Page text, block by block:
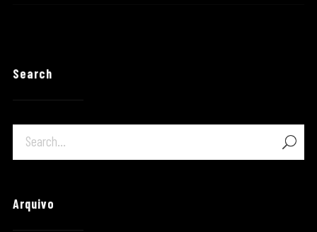
Search
Arquivo